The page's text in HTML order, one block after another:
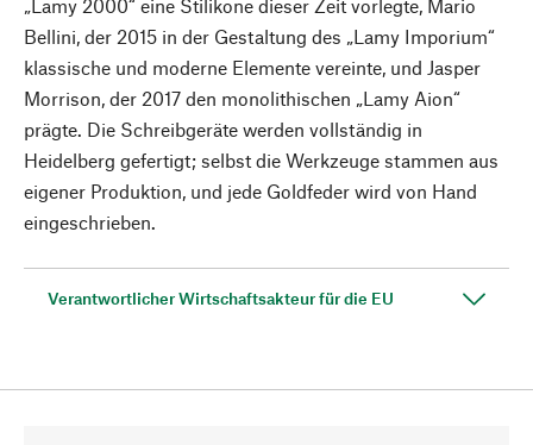
„Lamy 2000“ eine Stilikone dieser Zeit vorlegte, Mario
Bellini, der 2015 in der Gestaltung des „Lamy Imporium“
klassische und moderne Elemente vereinte, und Jasper
Morrison, der 2017 den monolithischen „Lamy Aion“
prägte. Die Schreibgeräte werden vollständig in
Heidelberg gefertigt; selbst die Werkzeuge stammen aus
eigener Produktion, und jede Goldfeder wird von Hand
eingeschrieben.
Verantwortlicher Wirtschaftsakteur für die EU